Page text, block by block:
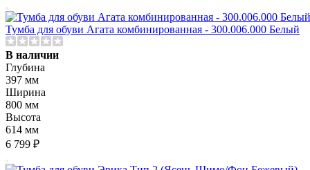
Тумба для обуви Агата комбинированная - 300.006.000 Белый
В наличии
Глубина
397 мм
Ширина
800 мм
Высота
614 мм
6 799 ₽